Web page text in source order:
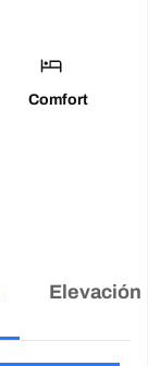
Comfort
Elevación